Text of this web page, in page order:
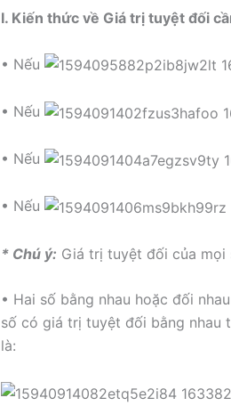
I. Kiến thức về Giá trị tuyệt đối
• Nếu
• Nếu
• Nếu
• Nếu
* Chú ý: Giá trị tuyệt đối của
• Hai số bằng nhau hoặc đối
số có giá trị tuyệt đối bằng nhau
là: